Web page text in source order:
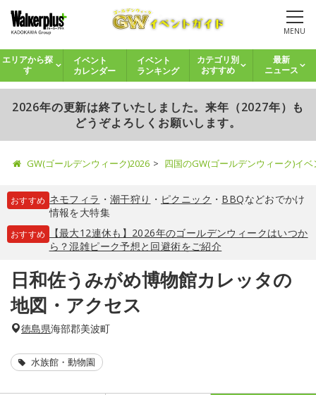
MENU
エリアから探
す
イベント
カレンダー
イベント
ランキング
カテゴリ別
おすすめ
最新
ニュース
2026年の更新は終了いたしました。来年（2027年）も
どうぞよろしくお願いします。
GW(ゴールデンウィーク)2026 四国のGW(ゴールデンウィーク)イ
おすすめ ネモフィラ ・ 潮干狩り ・ ピクニック ・ BBQなどおでかけ
情報を大特集
おすすめ
【最大12連休も】2026年のゴールデンウィークはいつか
ら？混雑ピーク予想と回避術をご紹介
日和佐うみがめ博物館カレッタの
地図・アクセス
徳島県海部郡美波町
水族館・動物園